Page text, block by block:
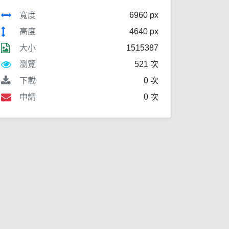
寬度
6960 px
高度
4640 px
大小
1515387
瀏覽
521 次
下載
0 次
申請
0 次